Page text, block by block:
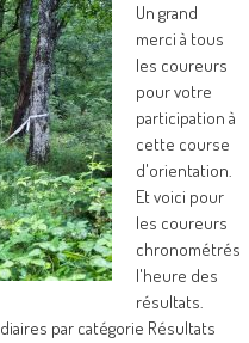
Un grand
merci à tous
les coureurs
pour votre
participation à
cette course
d'orientation.
Et voici pour
les coureurs
chronométrés
l'heure des
résultats.
par catégorie Résultats